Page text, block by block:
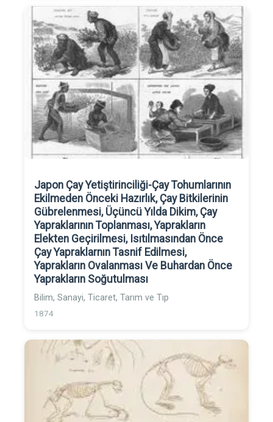
Japon Çay Yetiştirinciliği-Çay Tohumlarının
Ekilmeden Önceki Hazırlık, Çay Bitkilerinin
Gübrelenmesi, Üçüncü Yılda Dikim, Çay
Yapraklarının Toplanması, Yaprakların
Elekten Geçirilmesi, Isıtılmasından Önce
Çay Yapraklarnın Tasnif Edilmesi,
Yaprakların Ovalanması Ve Buhardan Önce
Yaprakların Soğutulması
Bilim, Sanayi, Ticaret, Tarım ve Tıp
1874